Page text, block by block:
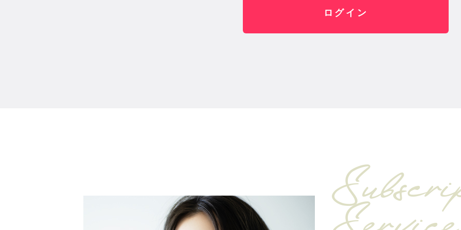
ログイン